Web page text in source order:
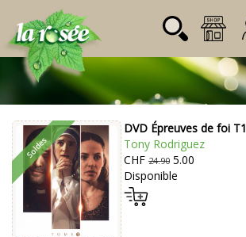
Login:
Mot de passe:
Désignation Référence
DVD Épreuves de foi T1
Tony Rodriguez
CHF 24.905.00
Disponible